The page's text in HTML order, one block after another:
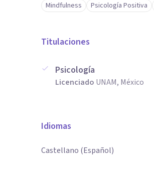
Mindfulness Psicología Positiva
Titulaciones
Psicología
Licenciado UNAM, México
Idiomas
Castellano (Español)